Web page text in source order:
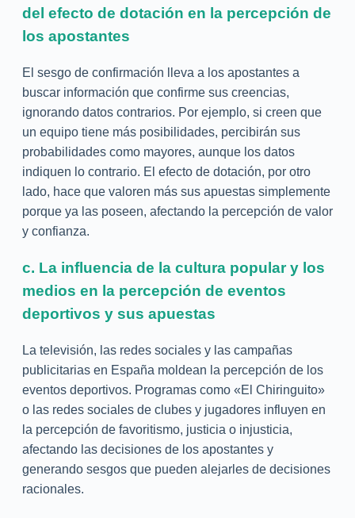
del efecto de dotación en la percepción de
los apostantes
El sesgo de confirmación lleva a los apostantes a
buscar información que confirme sus creencias,
ignorando datos contrarios. Por ejemplo, si creen que
un equipo tiene más posibilidades, percibirán sus
probabilidades como mayores, aunque los datos
indiquen lo contrario. El efecto de dotación, por otro
lado, hace que valoren más sus apuestas simplemente
porque ya las poseen, afectando la percepción de valor
y confianza.
c. La influencia de la cultura popular y los
medios en la percepción de eventos
deportivos y sus apuestas
La televisión, las redes sociales y las campañas
publicitarias en España moldean la percepción de los
eventos deportivos. Programas como «El Chiringuito»
o las redes sociales de clubes y jugadores influyen en
la percepción de favoritismo, justicia o injusticia,
afectando las decisiones de los apostantes y
generando sesgos que pueden alejarles de decisiones
racionales.